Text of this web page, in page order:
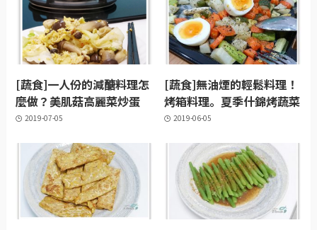
[蔬食]一人份的減醣料理怎
麼做？美肌菇高麗菜炒蛋
2019-07-05
[蔬食]無油煙的輕鬆料理！
烤箱料理。夏季什錦烤蔬菜
2019-06-05